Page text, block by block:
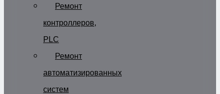
Ремонт
контроллеров,
PLC
Ремонт
автоматизированных
систем